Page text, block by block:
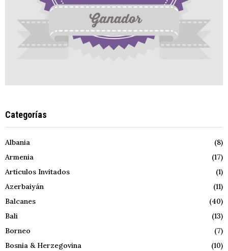
Categorías
Albania
(8)
Armenia
(17)
Artículos Invitados
(1)
Azerbaiyán
(11)
Balcanes
(40)
Bali
(13)
Borneo
(7)
Bosnia & Herzegovina
(10)